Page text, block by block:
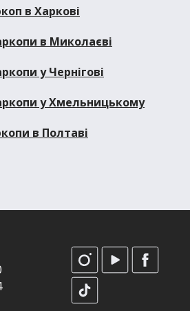
в Харкові
в Миколаєві
у Чернігові
у Хмельницькому
в Полтаві